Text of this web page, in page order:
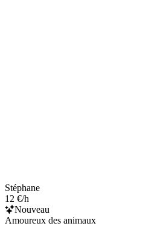
Stéphane
12 €/h
Nouveau
Amoureux des animaux